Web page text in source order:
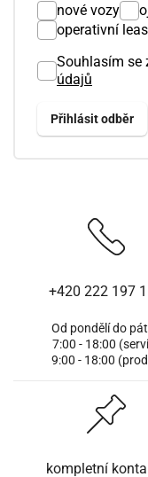
nové vozy
operativní
Souhlasím se
údajů
+420 222 197
Od pondělí do
7:00 - 18:00
9:00 - 18:00
kompletní